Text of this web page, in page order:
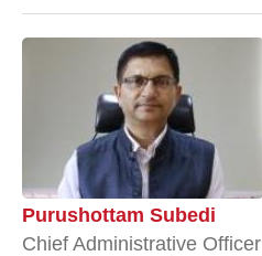
Purushottam Subedi
Chief Administrative Officer